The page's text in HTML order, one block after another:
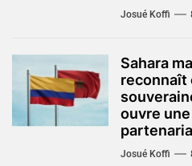
Josué Koffi
Sahara
ouvre
Josué Koffi